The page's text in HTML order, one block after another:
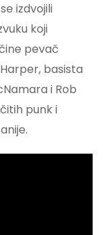
izdvojili
koji
pevač
basista
i Rob
punk i